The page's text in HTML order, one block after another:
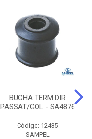
BUCHA TERM DIR
PASSAT/GOL - SA4876
Código: 12435
SAMPEL